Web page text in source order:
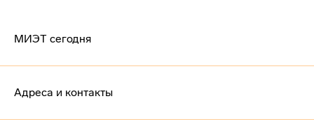
МИЭТ сегодня
Адреса и контакты